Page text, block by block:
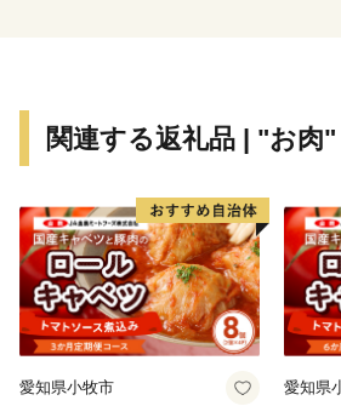
国指定史跡である竹原古墳は、装飾
また、奈良時代から続く脇田温泉
者、貝原益軒も絶賛したと言われて
歴史、文化、産業のバランスが整
ひ一度、宮若市へお越しください。
関連する返礼品 | "お肉"
愛知県小牧市 愛知県